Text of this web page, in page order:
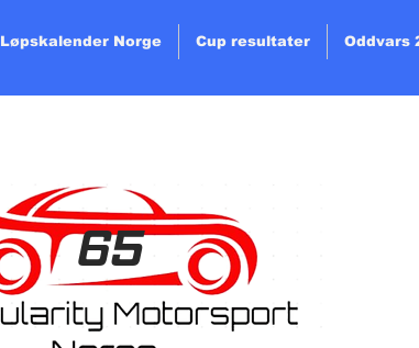
Løpskalender Norge Cup resultater Oddvars
65